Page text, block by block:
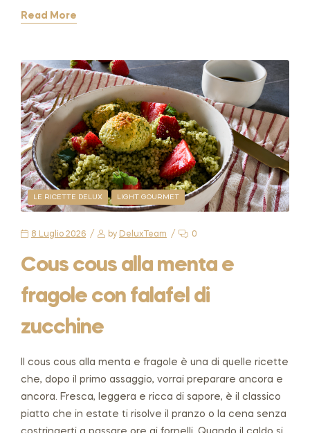
Read More
LE RICETTE DELUX LIGHT GOURMET
8 Luglio 2026 by DeluxTeam 0
Cous cous alla menta e
fragole con falafel di
zucchine
Il cous cous alla menta e fragole è una di quelle ricette
che, dopo il primo assaggio, vorrai preparare ancora e
ancora. Fresca, leggera e ricca di sapore, è il classico
piatto che in estate ti risolve il pranzo o la cena senza